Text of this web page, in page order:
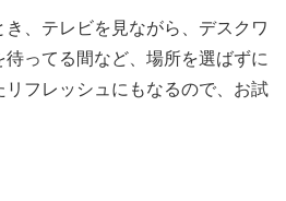
、テレビを見ながら、デスクワ
ってる間など、場所を選ばずに
フレッシュにもなるので、お試